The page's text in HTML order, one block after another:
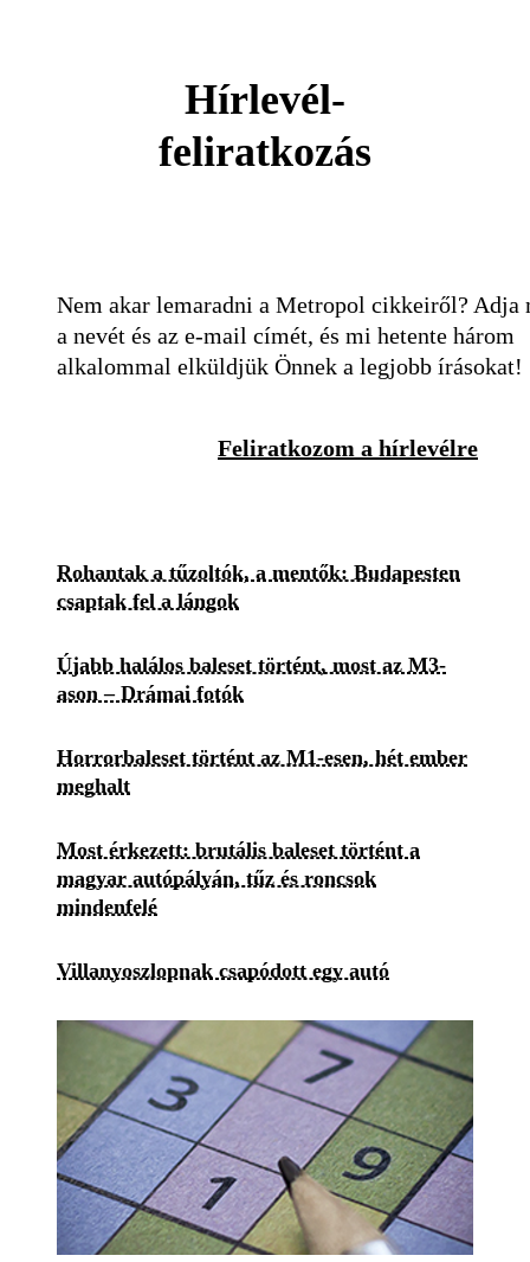
Hírlevél-
feliratkozás
Nem akar lemaradni a Metropol cikkeiről? Adja
a nevét és az e-mail címét, és mi hetente három
alkalommal elküldjük Önnek a legjobb írásokat!
Feliratkozom a hírlevélre
Rohantak a tűzoltók, a mentők: Budapesten
csaptak fel a lángok
Újabb halálos baleset történt, most az M3-
ason – Drámai fotók
Horrorbaleset történt az M1-esen, hét ember
meghalt
Most érkezett: brutális baleset történt a
magyar autópályán, tűz és roncsok
mindenfelé
Villanyoszlopnak csapódott egy autó